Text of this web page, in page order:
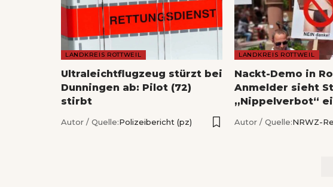
LANDKREIS ROTTWEIL
Ultraleichtflugzeug stürzt bei
Dunningen ab: Pilot (72)
stirbt
Autor / Quelle:Polizeibericht (pz)
LANDKREIS ROTTWEIL
Nackt-Demo in
Anmelder sieht
„Nippelverbot“
Autor / Quelle:NRWZ-